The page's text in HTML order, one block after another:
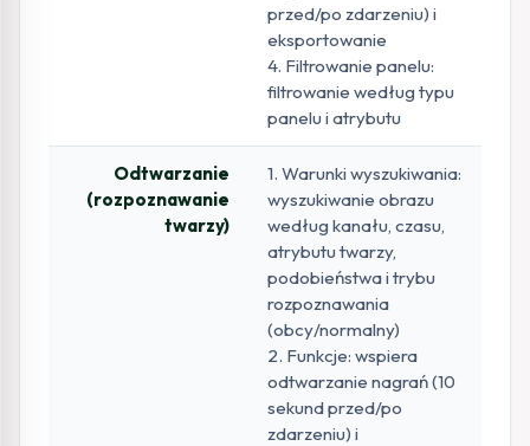
przed/po zdarzeniu) i
eksportowanie
4. Filtrowanie panelu:
filtrowanie według typu
panelu i atrybutu
Odtwarzanie
(rozpoznawanie
twarzy)
1. Warunki wyszukiwania:
wyszukiwanie obrazu
według kanału, czasu,
atrybutu twarzy,
podobieństwa i trybu
rozpoznawania
(obcy/normalny)
2. Funkcje: wspiera
odtwarzanie nagrań (10
sekund przed/po
zdarzeniu) i